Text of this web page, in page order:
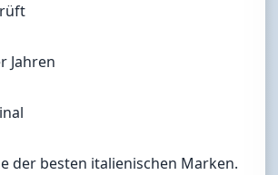
Jahren
der besten italienischen Marken.